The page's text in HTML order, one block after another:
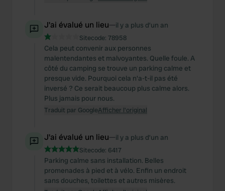
J'ai évalué un lieu—il y a plus d’un an
Sitecode: 78958
Cela peut convenir aux personnes
malentendantes et malvoyantes. Quelle foule. A
côté du camping se trouve un parking calme et
presque vide. Pourquoi cela n'a-t-il pas été
inversé ? Ce serait beaucoup plus calme alors.
Plus jamais pour nous.
Traduit par GoogleAfficher l'original
J'ai évalué un lieu—il y a plus d’un an
Sitecode: 6417
Parking calme sans installation. Belles
promenades à pied et à vélo. Enfin un endroit
sans douches, toilettes et autres misères.